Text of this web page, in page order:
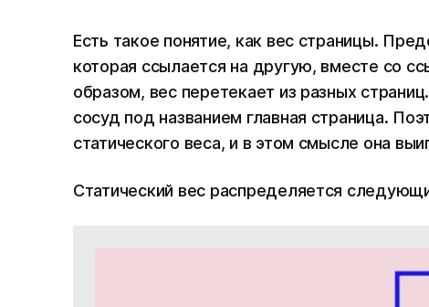
Есть такое понятие, как вес страницы.
которая ссылается на другую, вместе со
образом, вес перетекает из разных
сосуд под названием главная страница.
статического веса, и в этом смысле она
Статический вес распределяется